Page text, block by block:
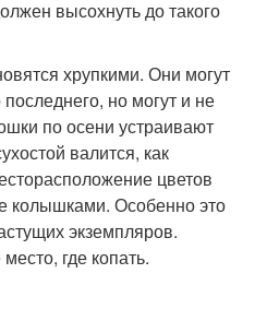
высохнуть до такого
хрупкими. Они могут
но могут и не
по осени устраивают
валится, как
цветов
колышками. Особенно это
экземпляров.
где копать.